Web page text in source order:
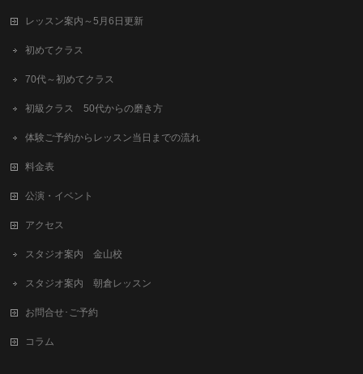
レッスン案内～5月6日更新
初めてクラス
70代～初めてクラス
初級クラス 50代からの磨き方
体験ご予約からレッスン当日までの流れ
料金表
公演・イベント
アクセス
スタジオ案内 金山校
スタジオ案内 朝倉レッスン
お問合せ･ご予約
コラム